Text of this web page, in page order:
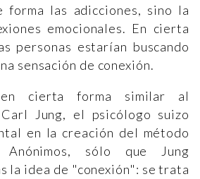
forma las adicciones, sino la
emocionales. En cierta
personas estarían buscando
sensación de conexión.
cierta forma similar al
Jung, el psicólogo suizo
en la creación del método
Anónimos, sólo que Jung
la idea de "conexión": se trata